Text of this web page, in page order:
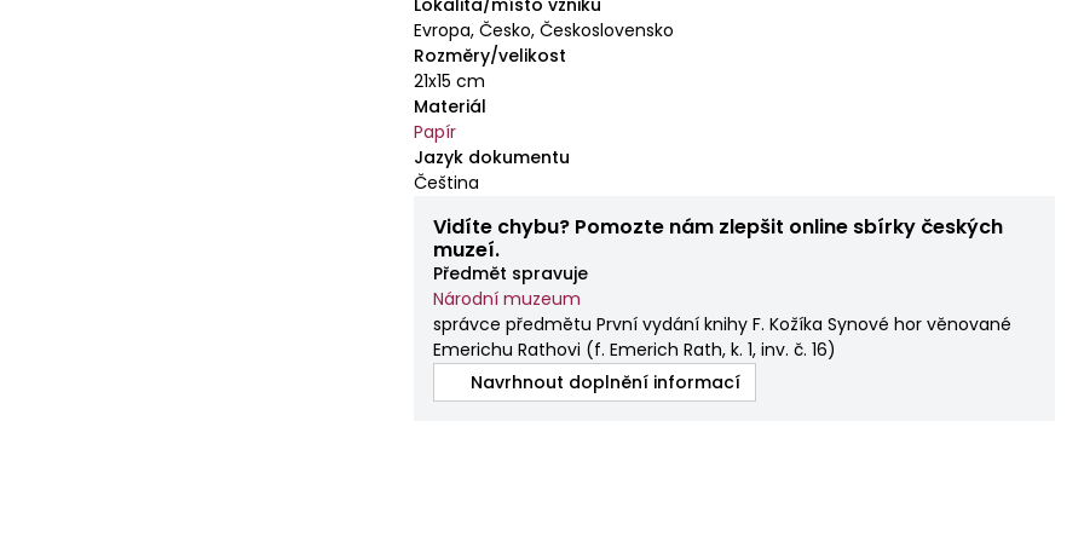
Lokalita/místo vzniku
Evropa, Česko, Československo
Rozměry/velikost
21x15 cm
Materiál
Papír
Jazyk dokumentu
Čeština
Vidíte chybu? Pomozte nám zlepšit online sbírky českých
muzeí.
Předmět spravuje
Národní muzeum
správce předmětu První vydání knihy F. Kožíka Synové hor věnované
Emerichu Rathovi (f. Emerich Rath, k. 1, inv. č. 16)
Navrhnout doplnění informací